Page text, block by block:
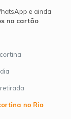
e ainda
no cartão.
no Rio